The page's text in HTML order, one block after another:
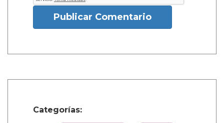
Publicar Comentario
Categorías: